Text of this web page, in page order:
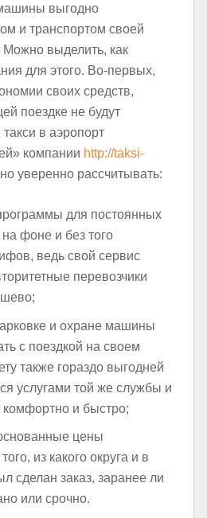
выгодно
и транспортом своей
выделить, как
для этого. Во-первых,
своих средств,
поездке не будут
в аэропорт
компании http://taksi-
уверенно рассчитывать:
для постоянных
на фоне и без того
ведь свой сервис
перевозчики
и охране машины
с поездкой на своем
также гораздо выгодней
услугами той же службы и
комфортно и быстро;
цены
из какого округа и в
сделан заказ, заранее ли
или срочно.